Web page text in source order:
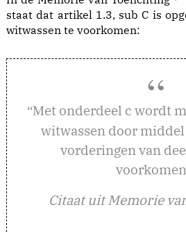
staat dat artikel 1.3, sub C is
witwassen te voorkomen:
“Met onderdeel c wordt
witwassen door
vorderingen van
Citaat uit Memorie